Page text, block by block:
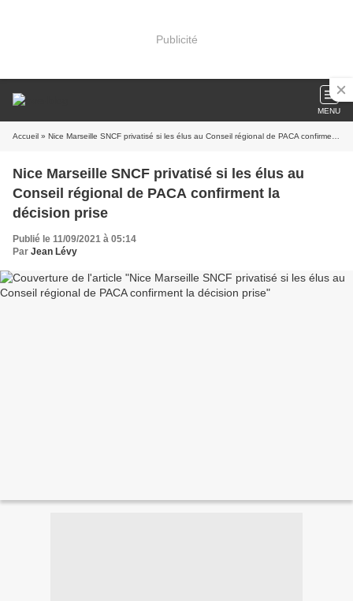
Publicité
MENU
Accueil » Nice Marseille SNCF privatisé si les élus au Conseil régional de PACA confirment la décision prise
Nice Marseille SNCF privatisé si les élus au
Conseil régional de PACA confirment la
décision prise
Publié le 11/09/2021 à 05:14
Par Jean Lévy